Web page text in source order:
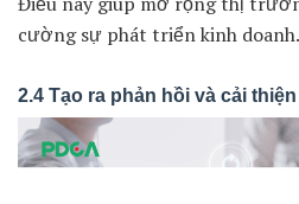
2.3 Phát hiện nhu cầu khách
cầu của khách hàng hiện tại.
phát hiện và tiếp cận khách
Bằng cách tương tác và lắng